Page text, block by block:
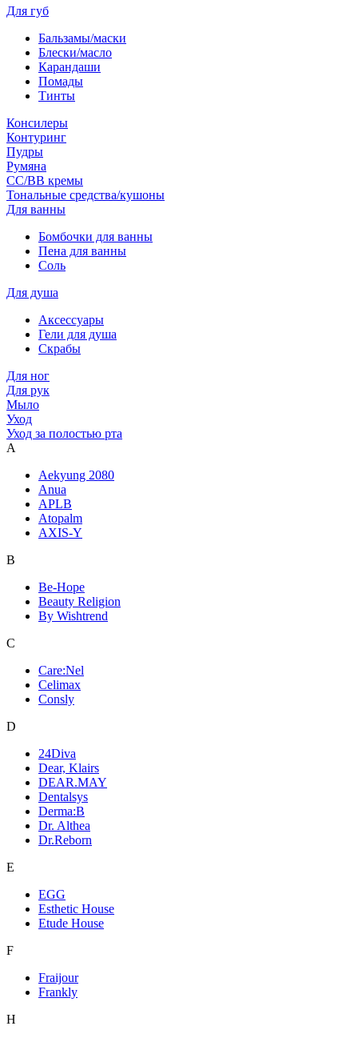
Для губ
Бальзамы/маски
Блески/масло
Карандаши
Помады
Тинты
Консилеры
Контуринг
Пудры
Румяна
СС/ВВ кремы
Тональные средства/кушоны
Для ванны
Бомбочки для ванны
Пена для ванны
Соль
Для душа
Аксессуары
Гели для душа
Скрабы
Для ног
Для рук
Мыло
Уход
Уход за полостью рта
A
Aekyung 2080
Anua
APLB
Atopalm
AXIS-Y
B
Be-Hope
Beauty Religion
By Wishtrend
C
Care:Nel
Celimax
Consly
D
24Diva
Dear, Klairs
DEAR.MAY
Dentalsys
Derma:B
Dr. Althea
Dr.Reborn
E
EGG
Esthetic House
Etude House
F
Fraijour
Frankly
H